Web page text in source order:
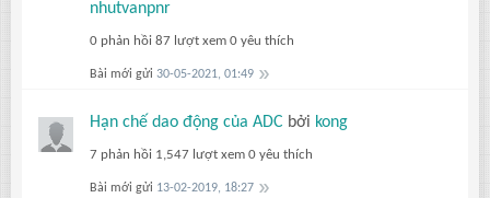
nhutvanpnr
0 phản hồi 87 lượt xem 0 yêu thích
Bài mới gửi 30-05-2021, 01:49
Hạn chế dao động của ADC bởi kong
7 phản hồi 1,547 lượt xem 0 yêu thích
Bài mới gửi 13-02-2019, 18:27